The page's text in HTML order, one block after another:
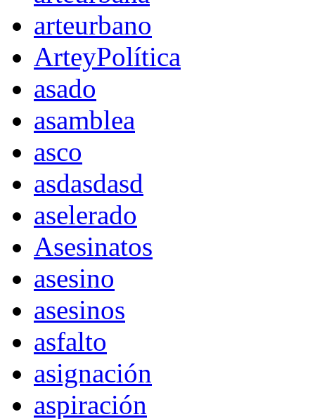
arteurbano
ArteyPolítica
asado
asamblea
asco
asdasdasd
aselerado
Asesinatos
asesino
asesinos
asfalto
asignación
aspiración